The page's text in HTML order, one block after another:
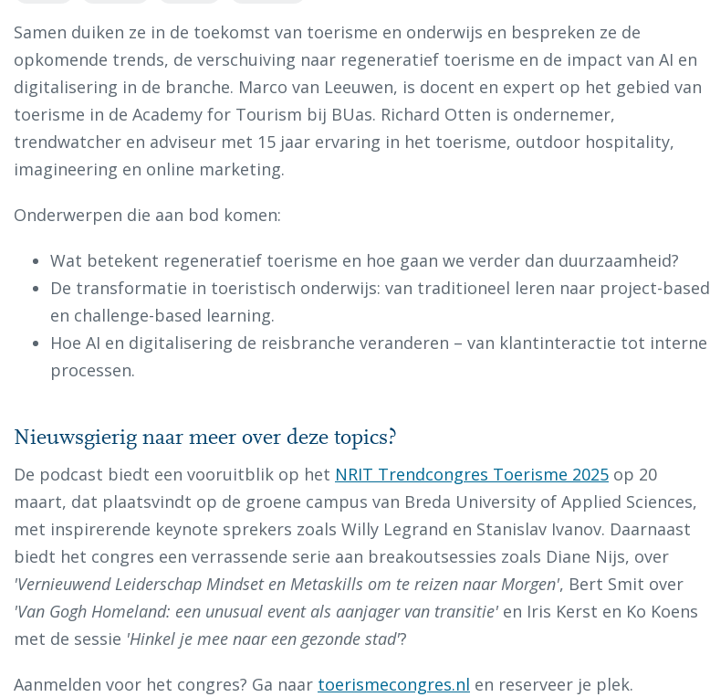
Samen duiken ze in de toekomst van toerisme en onderwijs en bespreken ze de
opkomende trends, de verschuiving naar regeneratief toerisme en de impact van AI en
digitalisering in de branche. Marco van Leeuwen, is docent en expert op het gebied van
toerisme in de Academy for Tourism bij BUas. Richard Otten is ondernemer,
trendwatcher en adviseur met 15 jaar ervaring in het toerisme, outdoor hospitality,
imagineering en online marketing.
Onderwerpen die aan bod komen:
Wat betekent regeneratief toerisme en hoe gaan we verder dan duurzaamheid?
De transformatie in toeristisch onderwijs: van traditioneel leren naar project-based
en challenge-based learning.
Hoe AI en digitalisering de reisbranche veranderen – van klantinteractie tot interne
processen.
Nieuwsgierig naar meer over deze topics?
De podcast biedt een vooruitblik op het NRIT Trendcongres Toerisme 2025 op 20
maart, dat plaatsvindt op de groene campus van Breda University of Applied Sciences,
met inspirerende keynote sprekers zoals Willy Legrand en Stanislav Ivanov. Daarnaast
biedt het congres een verrassende serie aan breakoutsessies zoals Diane Nijs, over
'Vernieuwend Leiderschap Mindset en Metaskills om te reizen naar Morgen', Bert Smit over
'Van Gogh Homeland: een unusual event als aanjager van transitie' en Iris Kerst en Ko Koens
met de sessie 'Hinkel je mee naar een gezonde stad'?
Aanmelden voor het congres? Ga naar toerismecongres.nl en reserveer je plek.